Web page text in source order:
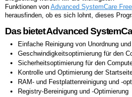
Funktionen von Advanced SystemCare Free
herausfinden, ob es sich lohnt, dieses
Das bietet Advanced
Einfache Reinigung von Unordnung
Geschwindigkeitsoptimierung für den
Sicherheitsoptimierung für den
Kontrolle und Optimierung der
RAM- und Festplattenreinigung und -
Registry-Bereinigung und -Optimierung